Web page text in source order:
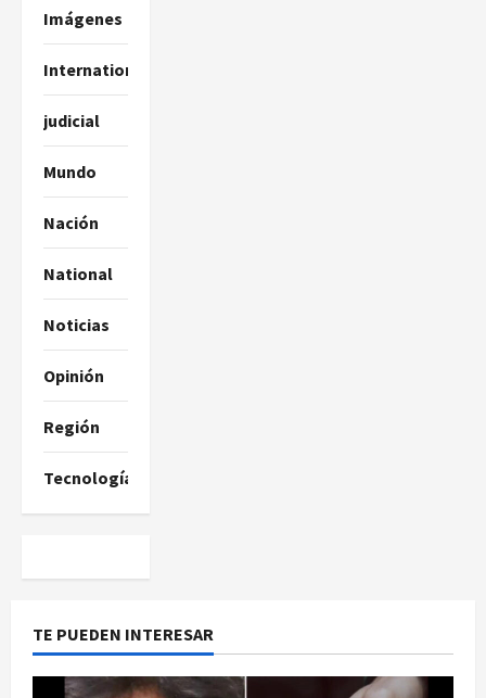
Imágenes
International
judicial
Mundo
Nación
National
Noticias
Opinión
Región
Tecnología
TE PUEDEN INTERESAR